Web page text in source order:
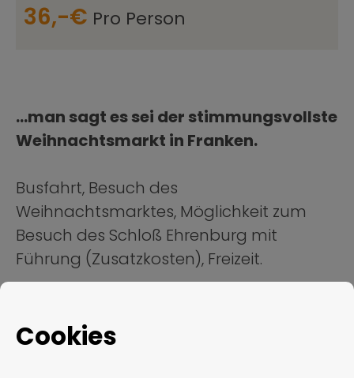
36,-€ Pro Person
...man sagt es sei der stimmungsvollste
Weihnachtsmarkt in Franken.
Busfahrt, Besuch des
Weihnachtsmarktes, Möglichkeit zum
Besuch des Schloß Ehrenburg mit
Führung (Zusatzkosten), Freizeit.
Cookies